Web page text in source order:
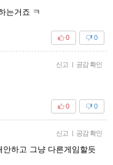
는거죠 ㅋ
0
0
신고 | 공감 확인
0
0
신고 | 공감 확인
하고 그냥 다른게임할듯